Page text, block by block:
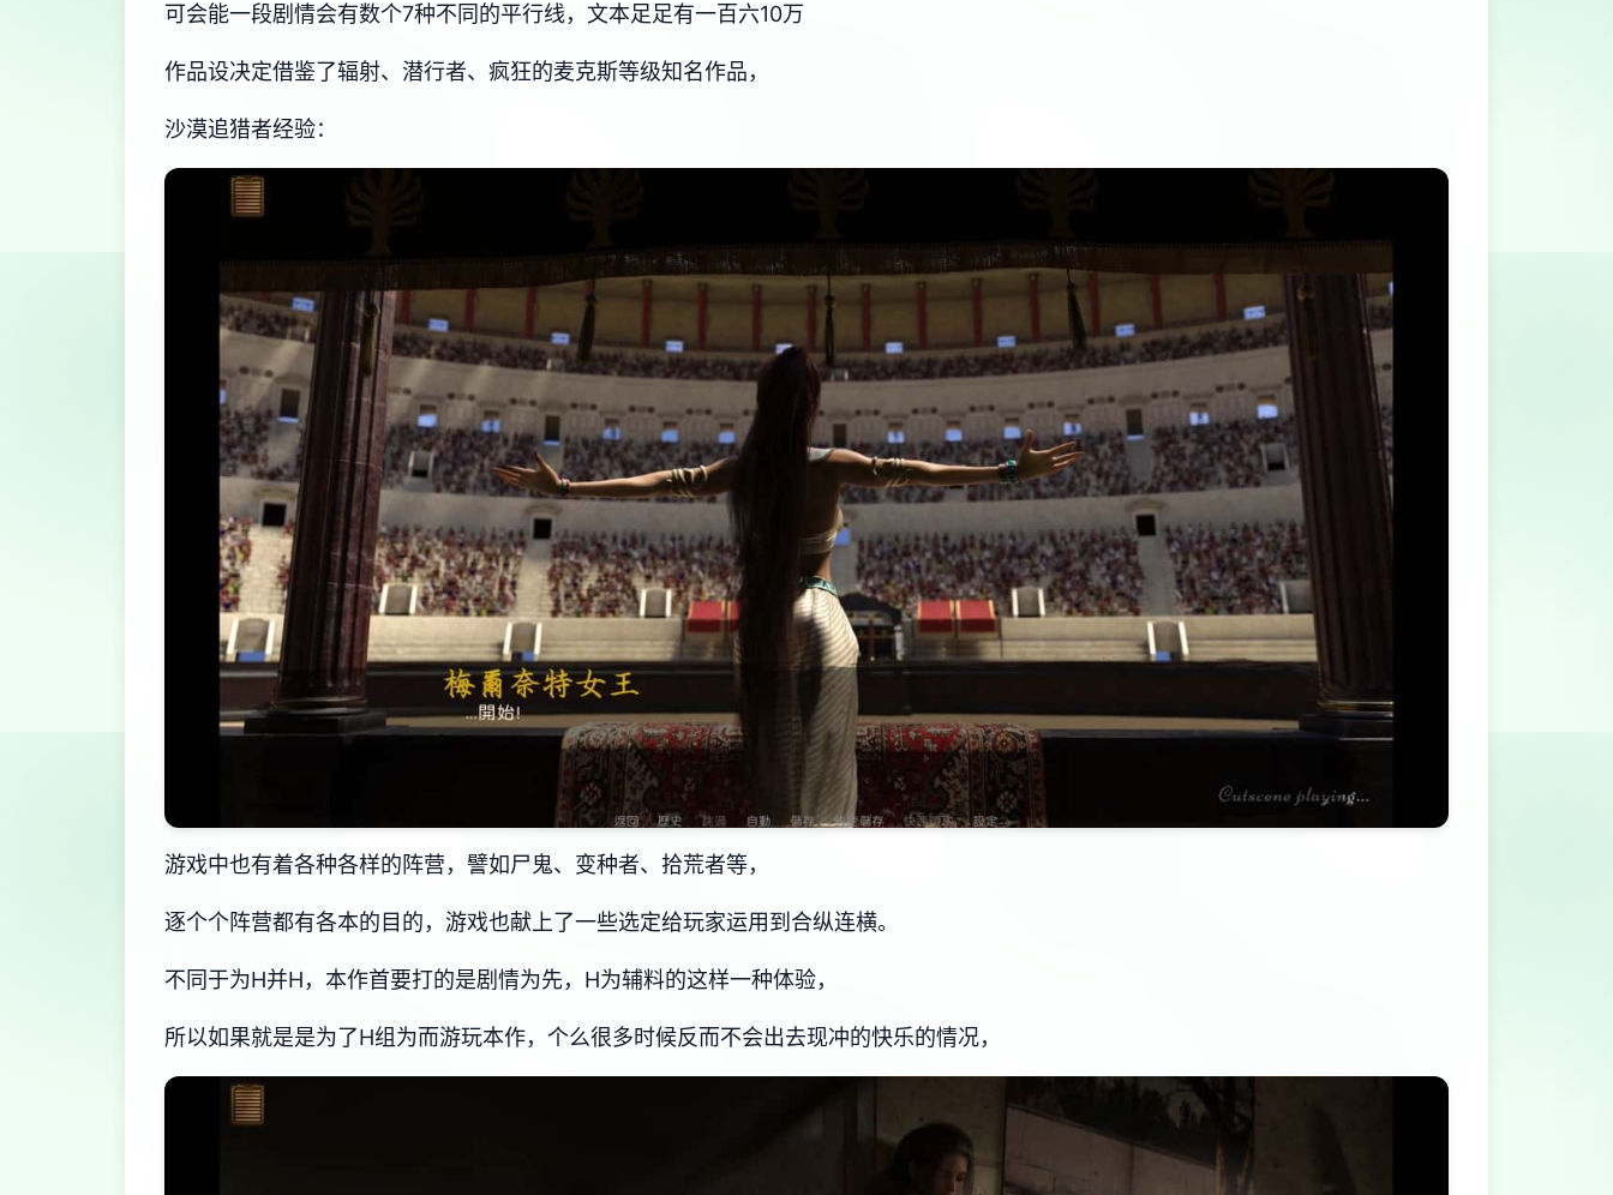
可会能一段剧情会有数个7种不同的平行线，文本足足有一百六10万
作品设决定借鉴了辐射、潜行者、疯狂的麦克斯等级知名作品，
沙漠追猎者经验：
游戏中也有着各种各样的阵营，譬如尸鬼、变种者、拾荒者等，
逐个个阵营都有各本的目的，游戏也献上了一些选定给玩家运用到合纵连横。
不同于为H并H，本作首要打的是剧情为先，H为辅料的这样一种体验，
所以如果就是是为了H组为而游玩本作，个么很多时候反而不会出去现冲的快乐的情况，